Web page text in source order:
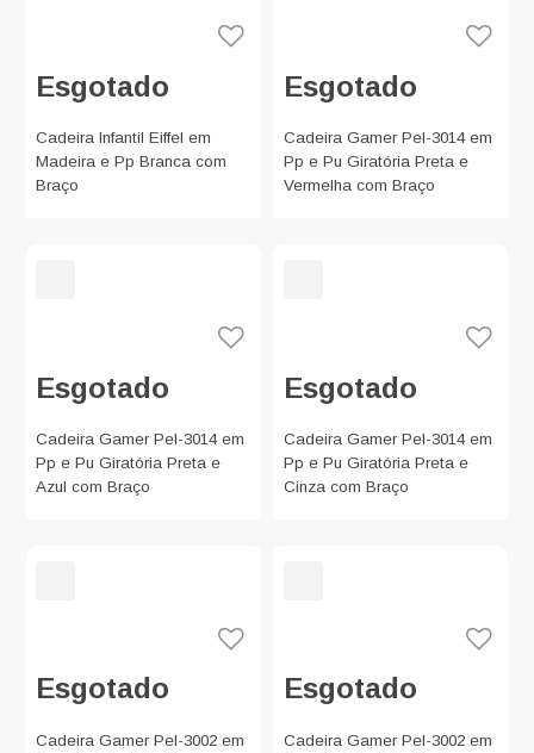
Esgotado
Cadeira Infantil Eiffel em
Madeira e Pp Branca com
Braço
Esgotado
Cadeira Gamer Pel-3014 em
Pp e Pu Giratória Preta e
Vermelha com Braço
Esgotado
Cadeira Gamer Pel-3014 em
Pp e Pu Giratória Preta e
Azul com Braço
Esgotado
Cadeira Gamer Pel-3014 em
Pp e Pu Giratória Preta e
Cinza com Braço
Esgotado
Cadeira Gamer Pel-3002 em
Esgotado
Cadeira Gamer Pel-3002 em